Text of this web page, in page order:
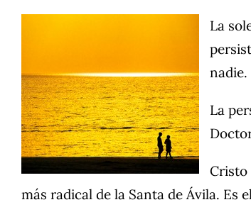
La
nadie.
La
Cristo
más radical de la Santa de Ávila. Es